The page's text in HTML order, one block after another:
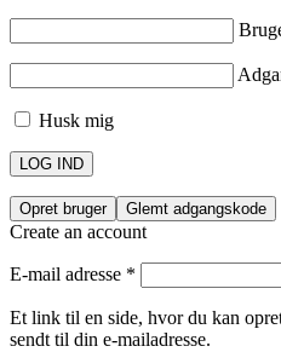
Husk mig
LOG IND
Opret bruger Glemt adgangskode
Create an account
E-mail adresse *
Et link til en side, hvor du kan
sendt til din e-mailadresse.